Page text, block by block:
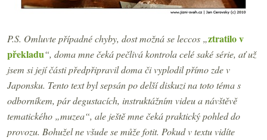
P.S. Omluvte případné chyby, dost možná se leccos „ztratilo v
překladu“, doma mne čeká pečlivá kontrola celé saké série, ať už
jsem si její části předpřipravil doma či vyplodil přímo zde v
Japonsku. Tento text byl sepsán po delší diskuzi na toto téma s
odborníkem, pár degustacích, instruktážním videu a návštěvě
tematického „muzea“, ale ještě mne čeká praktický pohled do
provozu. Bohužel ne všude se může fotit. Pokud v textu vidíte